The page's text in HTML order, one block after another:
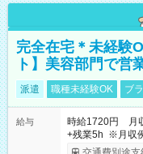
完全在宅＊未経験
ト】美容部門で営
派遣 職種未経験OK ブ
給与
時給1720円 月
+残業5h ※月収
取りサービス利